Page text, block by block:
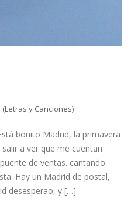
y Canciones)
bonito Madrid, la primavera
a ver que me cuentan
de ventas. cantando
Hay un Madrid de postal,
desesperao, y […]